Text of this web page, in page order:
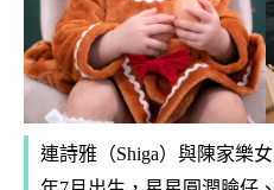
連詩雅（Shiga）與陳家樂